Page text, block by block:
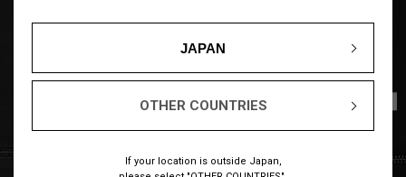
JAPAN
OTHER COUNTRIES
If your location is outside Japan,